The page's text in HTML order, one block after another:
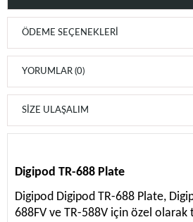
ÖDEME SEÇENEKLERI
YORUMLAR (0)
SIZE ULAŞALIM
Digipod TR-688 Plate
Digipod Digipod TR-688 Plate,
688FV ve TR-588V için özel olarak